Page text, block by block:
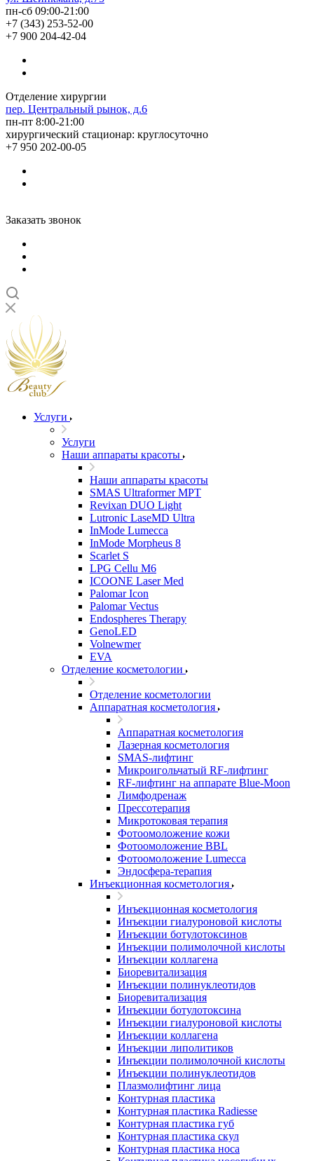
пн-сб 09:00-21:00
+7 (343) 253-52-00
+7 900 204-42-04
Отделение хирургии
пер. Центральный рынок, д.6
пн-пт 8:00-21:00
хирургический стационар: круглосуточно
+7 950 202-00-05
Заказать звонок
Услуги
Услуги
Наши аппараты красоты
Наши аппараты красоты
SMAS Ultraformer MPT
Revixan DUO Light
Lutronic LaseMD Ultra
InMode Lumecca
InMode Morpheus 8
Scarlet S
LPG Cellu M6
ICOONE Laser Med
Palomar Icon
Palomar Vectus
Endospheres Therapy
GenoLED
Volnewmer
EVA
Отделение косметологии
Отделение косметологии
Аппаратная косметология
Аппаратная косметология
Лазерная косметология
SMAS-лифтинг
Микроигольчатый RF-лифтинг
RF-лифтинг на аппарате Blue-Moon
Лимфодренаж
Прессотерапия
Микротоковая терапия
Фотоомоложение кожи
Фотоомоложение BBL
Фотоомоложение Lumecca
Эндосфера-терапия
Инъекционная косметология
Инъекционная косметология
Инъекции гиалуроновой кислоты
Инъекции ботулотоксинов
Инъекции полимолочной кислоты
Инъекции коллагена
Биоревитализация
Инъекции полинуклеотидов
Биоревитализация
Инъекции ботулотоксина
Инъекции гиалуроновой кислоты
Инъекции коллагена
Инъекции липолитиков
Инъекции полимолочной кислоты
Инъекции полинуклеотидов
Плазмолифтинг лица
Контурная пластика
Контурная пластика Radiesse
Контурная пластика губ
Контурная пластика скул
Контурная пластика носа